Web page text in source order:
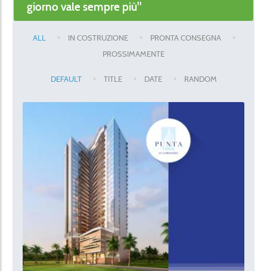
giorno vale sempre più"
ALL IN COSTRUZIONE
PRONTA CONSEGNA
PROSSIMAMENTE
DEFAULT TITLE DATE RANDOM